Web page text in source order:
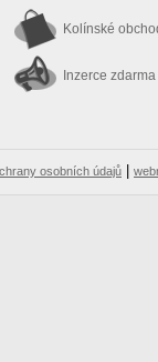
Kolínské
Inzerce zdarma
osobních údajů